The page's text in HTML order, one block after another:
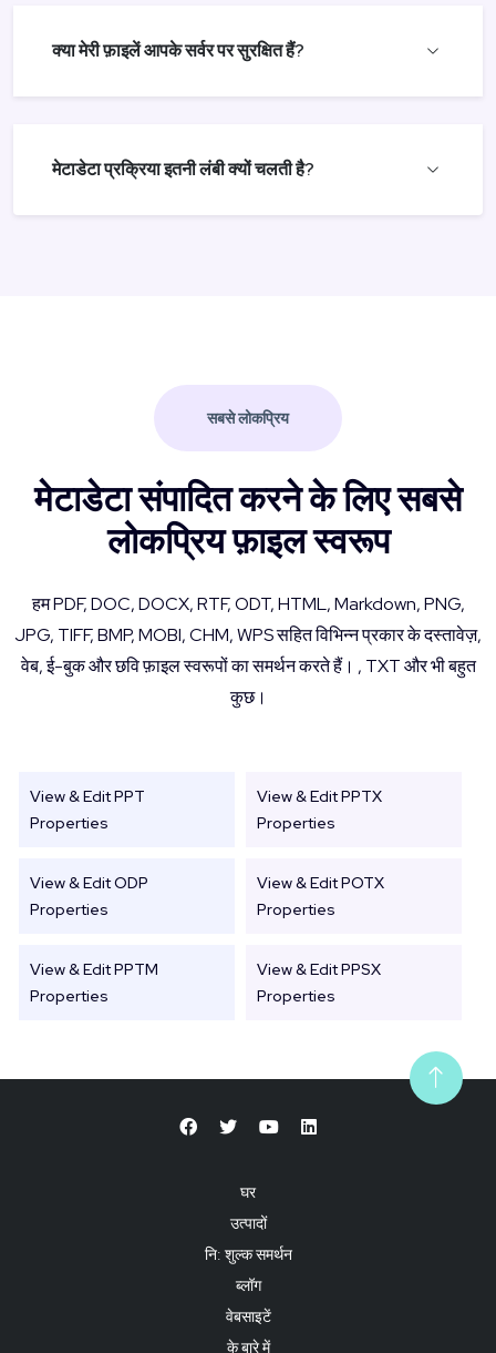
क्या मेरी फ़ाइलें आपके सर्वर पर सुरक्षित हैं?
मेटाडेटा प्रक्रिया इतनी लंबी क्यों चलती है?
सबसे लोकप्रिय
मेटाडेटा संपादित करने के लिए सबसे
लोकप्रिय फ़ाइल स्वरूप
हम PDF, DOC, DOCX, RTF, ODT, HTML, Markdown, PNG,
JPG, TIFF, BMP, MOBI, CHM, WPS सहित विभिन्न प्रकार के दस्तावेज़,
वेब, ई-बुक और छवि फ़ाइल स्वरूपों का समर्थन करते हैं। , TXT और भी बहुत
कुछ।
View & Edit PPT
Properties
View & Edit PPTX
Properties
View & Edit ODP
Properties
View & Edit POTX
Properties
View & Edit PPTM
Properties
View & Edit PPSX
Properties
घर
उत्पादों
नि: शुल्क समर्थन
ब्लॉग
वेबसाइटें
के बारे में